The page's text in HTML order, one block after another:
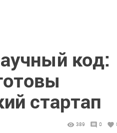
код:
стартап
389 0